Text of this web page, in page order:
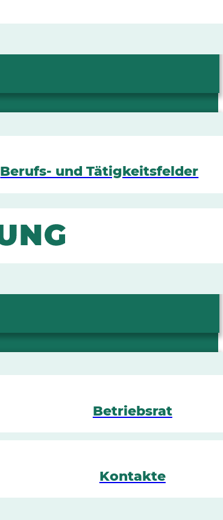
Berufs- und Tätigkeitsfelder
Betriebsrat
Kontakte